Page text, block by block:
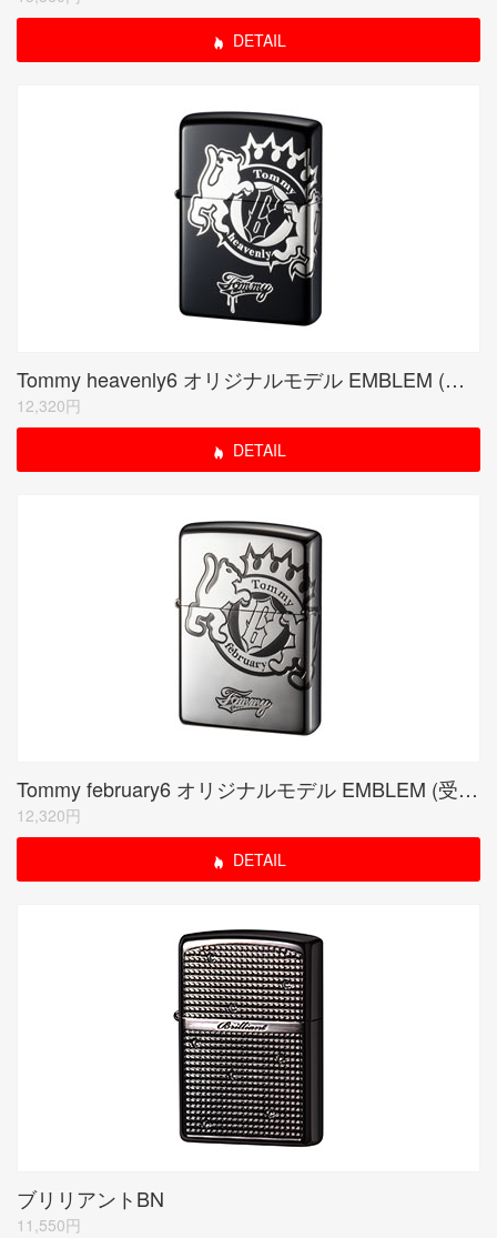
DETAIL
Tommy heavenly6 オリジナルモデル EMBLEM (受注生産限定品)
12,320円
DETAIL
Tommy february6 オリジナルモデル EMBLEM (受注生産限定品)
12,320円
DETAIL
ブリリアントBN
11,550円